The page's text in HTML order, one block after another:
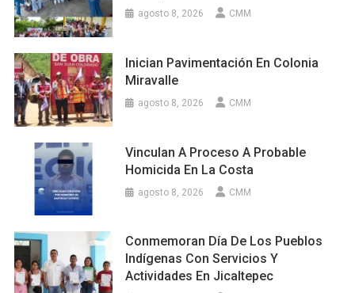
agosto 8, 2026 CMM
Inician Pavimentación En Colonia
Miravalle
agosto 8, 2026 CMM
Vinculan A Proceso A Probable
Homicida En La Costa
agosto 8, 2026 CMM
Conmemoran Día De Los Pueblos
Indígenas Con Servicios Y
Actividades En Jicaltepec